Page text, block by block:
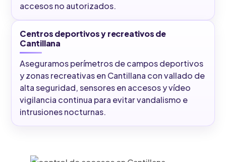
accesos no autorizados.
Centros deportivos y recreativos de
Cantillana
Aseguramos perímetros de campos deportivos
y zonas recreativas en Cantillana con vallado de
alta seguridad, sensores en accesos y vídeo
vigilancia continua para evitar vandalismo e
intrusiones nocturnas.